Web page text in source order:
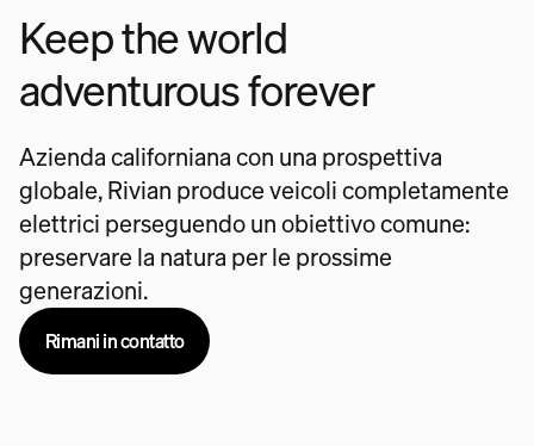
Keep the world
adventurous forever
Azienda californiana con una prospettiva
globale, Rivian produce veicoli completamente
elettrici perseguendo un obiettivo comune:
preservare la natura per le prossime
generazioni.
Rimani in contatto